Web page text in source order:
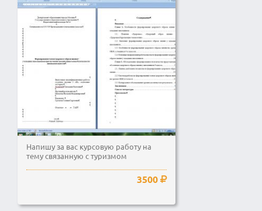
Напишу за вас курсовую работу на
тему связанную с туризмом
3500